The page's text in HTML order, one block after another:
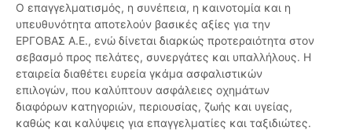
Ο επαγγελματισμός, η συνέπεια, η καινοτομία και η
υπευθυνότητα αποτελούν βασικές αξίες για την
ΕΡΓΟΒΑΣ Α.Ε., ενώ δίνεται διαρκώς προτεραιότητα στον
σεβασμό προς πελάτες, συνεργάτες και υπαλλήλους. Η
εταιρεία διαθέτει ευρεία γκάμα ασφαλιστικών
επιλογών, που καλύπτουν ασφάλειες οχημάτων
διαφόρων κατηγοριών, περιουσίας, ζωής και υγείας,
καθώς και καλύψεις για επαγγελματίες και ταξιδιώτες.